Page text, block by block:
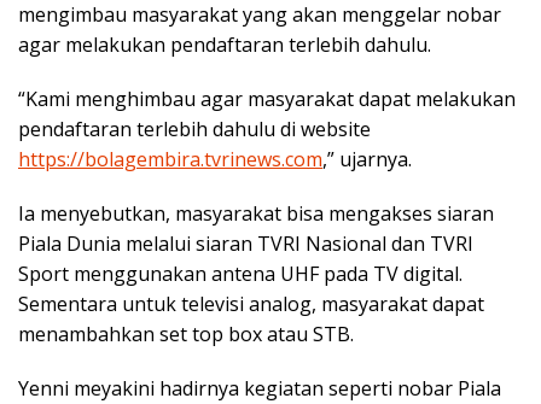
mengimbau masyarakat yang akan menggelar nobar
agar melakukan pendaftaran terlebih dahulu.
“Kami menghimbau agar masyarakat dapat melakukan
pendaftaran terlebih dahulu di website
https://bolagembira.tvrinews.com,” ujarnya.
Ia menyebutkan, masyarakat bisa mengakses siaran
Piala Dunia melalui siaran TVRI Nasional dan TVRI
Sport menggunakan antena UHF pada TV digital.
Sementara untuk televisi analog, masyarakat dapat
menambahkan set top box atau STB.
Yenni meyakini hadirnya kegiatan seperti nobar Piala